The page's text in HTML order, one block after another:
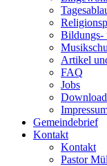
Bildungs-
Artikel
FAQ
Jobs
Gemeindebrief
Kontakt
Kontakt
Pastor